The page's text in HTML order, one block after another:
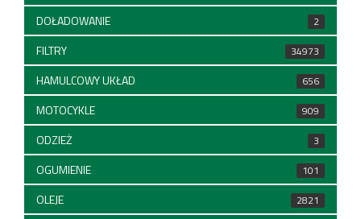
DOŁADOWANIE 2
FILTRY 34973
HAMULCOWY UKŁAD 656
MOTOCYKLE 909
ODZIEŻ 3
OGUMIENIE 101
OLEJE 2821